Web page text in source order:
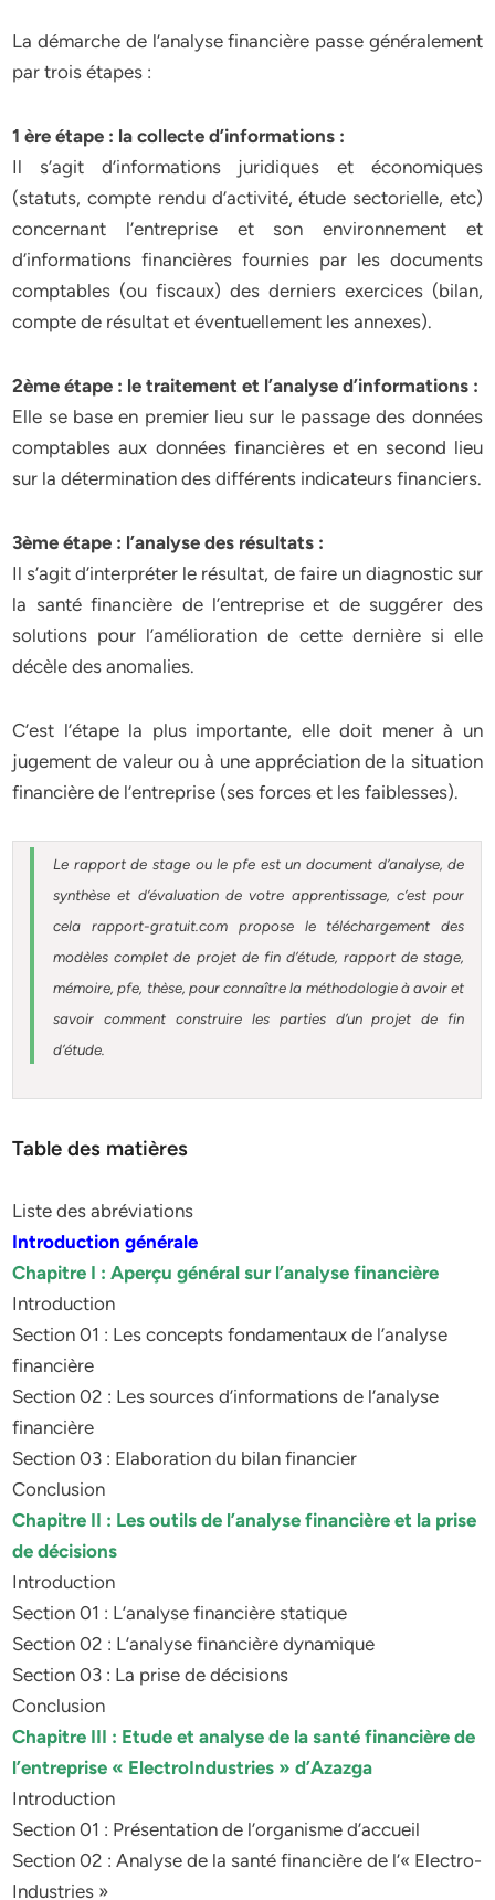
La démarche de l’analyse financière passe généralement
par trois étapes :
1 ère étape : la collecte d’informations :
Il s’agit d’informations juridiques et économiques
(statuts, compte rendu d’activité, étude sectorielle, etc)
concernant l’entreprise et son environnement et
d’informations financières fournies par les documents
comptables (ou fiscaux) des derniers exercices (bilan,
compte de résultat et éventuellement les annexes).
2ème étape : le traitement et l’analyse d’informations :
Elle se base en premier lieu sur le passage des données
comptables aux données financières et en second lieu
sur la détermination des différents indicateurs financiers.
3ème étape : l’analyse des résultats :
Il s’agit d’interpréter le résultat, de faire un diagnostic sur
la santé financière de l’entreprise et de suggérer des
solutions pour l’amélioration de cette dernière si elle
décèle des anomalies.
C’est l’étape la plus importante, elle doit mener à un
jugement de valeur ou à une appréciation de la situation
financière de l’entreprise (ses forces et les faiblesses).
Le rapport de stage ou le pfe est un document d’analyse, de
synthèse et d’évaluation de votre apprentissage, c’est pour
cela rapport-gratuit.com propose le téléchargement des
modèles complet de projet de fin d’étude, rapport de stage,
mémoire, pfe, thèse, pour connaître la méthodologie à avoir et
savoir comment construire les parties d’un projet de fin
d’étude.
Table des matières
Liste des abréviations
Introduction générale
Chapitre I : Aperçu général sur l’analyse financière
Introduction
Section 01 : Les concepts fondamentaux de l’analyse
financière
Section 02 : Les sources d’informations de l’analyse
financière
Section 03 : Elaboration du bilan financier
Conclusion
Chapitre II : Les outils de l’analyse financière et la prise
de décisions
Introduction
Section 01 : L’analyse financière statique
Section 02 : L’analyse financière dynamique
Section 03 : La prise de décisions
Conclusion
Chapitre III : Etude et analyse de la santé financière de
l’entreprise « ElectroIndustries » d’Azazga
Introduction
Section 01 : Présentation de l’organisme d’accueil
Section 02 : Analyse de la santé financière de l’« Electro-
Industries »